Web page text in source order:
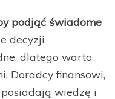
podjąć świadome
decyzji
dlatego warto
Doradcy finansowi,
wiedzę i